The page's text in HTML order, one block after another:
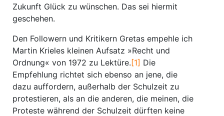
Zukunft Glück zu wünschen. Das sei hiermit
geschehen.
Den Followern und Kritikern Gretas empehle ich
Martin Krieles kleinen Aufsatz »Recht und
Ordnung« von 1972 zu Lektüre. [1] Die
Empfehlung richtet sich ebenso an jene, die
dazu auffordern, außerhalb der Schulzeit zu
protestieren, als an die anderen, die meinen, die
Proteste während der Schulzeit dürften keine